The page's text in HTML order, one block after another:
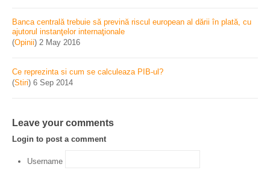
Banca centrală trebuie să prevină riscul european al dării în plată, cu
ajutorul instanţelor internaţionale
(Opinii) 2 May 2016
Ce reprezinta si cum se calculeaza PIB-ul?
(Stiri) 6 Sep 2014
Leave your comments
Login to post a comment
Username